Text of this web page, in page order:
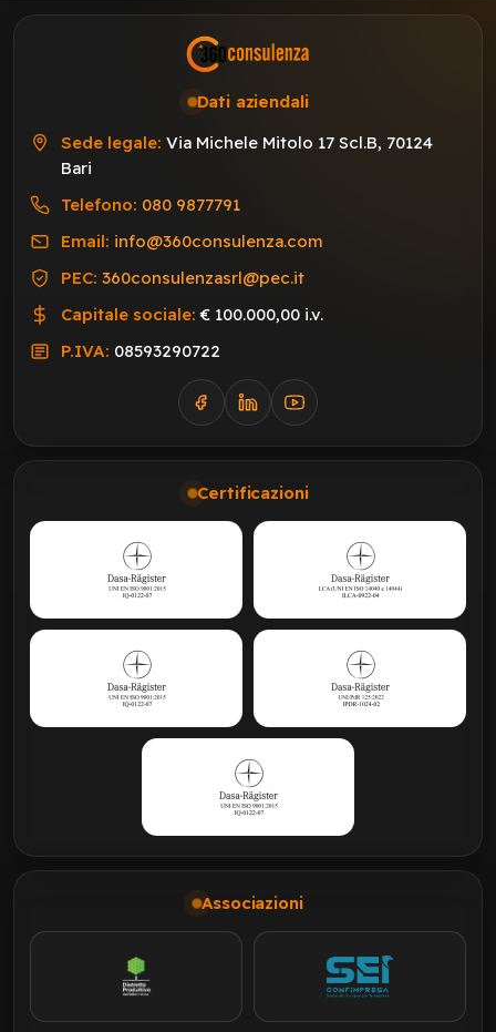
Dati aziendali
Sede legale: Via Michele Mitolo 17 Scl.B, 70124
Bari
Telefono: 080 9877791
Email: info@360consulenza.com
PEC: 360consulenzasrl@pec.it
Capitale sociale: € 100.000,00 i.v.
P.IVA: 08593290722
Certificazioni
Associazioni